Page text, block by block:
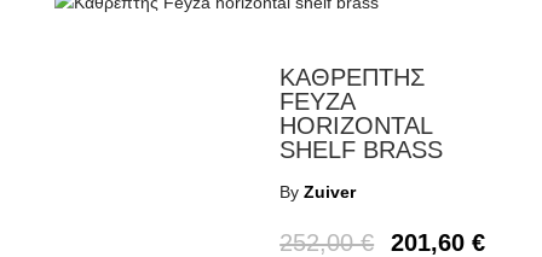
ΚΑΘΡΕΠΤΗΣ
FEYZA
HORIZONTAL
SHELF BRASS
ByZuiver
252,00€ 201,60€